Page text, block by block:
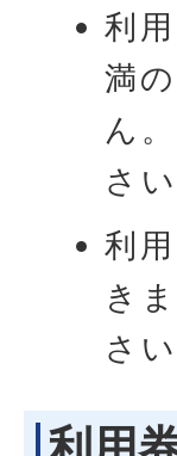
利
満
ん
さい
利
き
さい